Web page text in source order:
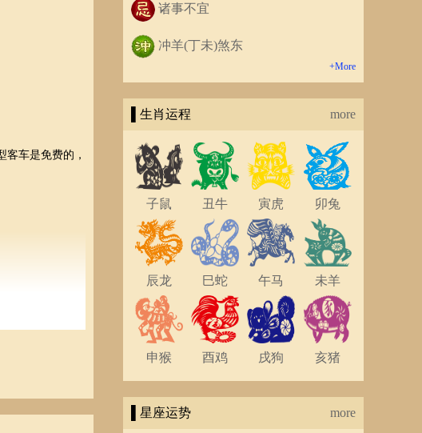
客车是免费的，
诸事不宜
冲羊(丁未)煞东
+More
▌生肖运程 more
子鼠 丑牛 寅虎 卯兔
辰龙 巳蛇 午马 未羊
申猴 酉鸡 戌狗 亥猪
▌星座运势 more